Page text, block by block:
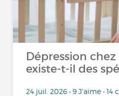
Dépression
existe-t-il des
24 juil. 2026 • 9 J'aime •